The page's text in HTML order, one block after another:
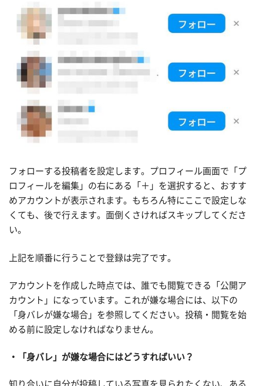
フォローする投稿者を設定します。プロフィール画面で「プ
ロフィールを編集」の右にある「＋」を選択すると、おすす
めアカウントが表示されます。もちろん特にここで設定しな
くても、後で行えます。面倒くさければスキップしてくださ
い。
上記を順番に行うことで登録は完了です。
アカウントを作成した時点では、誰でも閲覧できる「公開ア
カウント」になっています。これが嫌な場合には、以下の
「身バレが嫌な場合」を参照してください。投稿・閲覧を始
める前に設定しなければなりません。
「身バレ」が嫌な場合にはどうすればいい？
知り合いに自分が投稿している写真を見られたくない、ある